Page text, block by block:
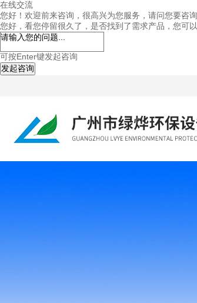
在线交流
您好！欢迎前来咨询，很高兴为您服务，请问您要咨
您好，看您停留很久了，是否找到了需求产品，您可
可按Enter键发起咨询
发起咨询